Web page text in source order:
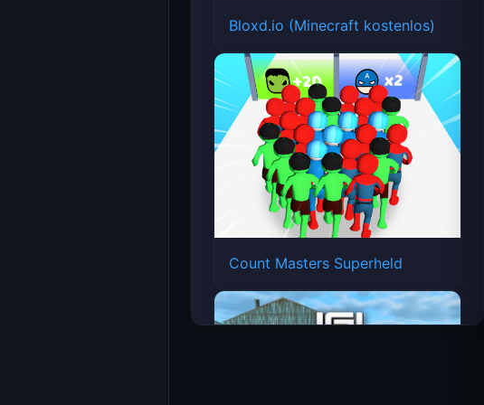
Bloxd.io (Minecraft kostenlos)
Count Masters Superheld